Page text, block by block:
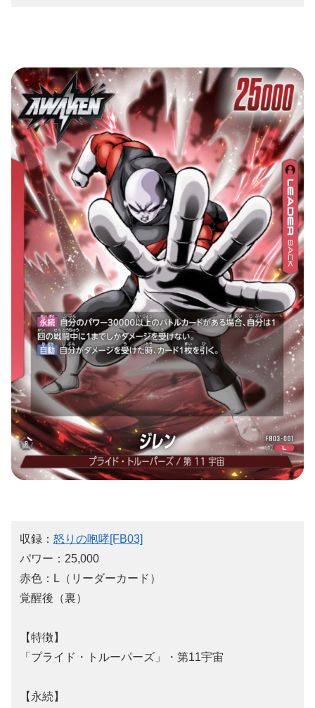
収録： 怒りの咆哮[FB03]
パワー：25,000
赤色：L（リーダーカード）
覚醒後（裏）
【特徴】
「プライド・トルーパーズ」・第11宇宙
【永続】